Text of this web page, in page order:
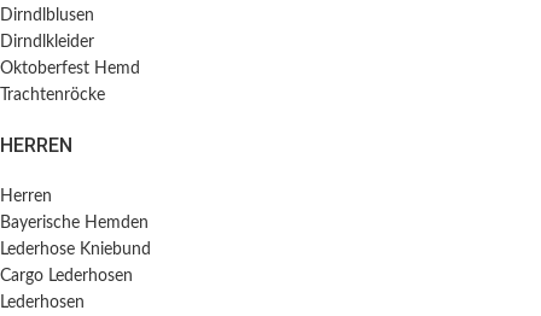
Dirndlblusen
Dirndlkleider
Oktoberfest Hemd
Trachtenröcke
HERREN
Herren
Bayerische Hemden​
Lederhose Kniebund
Cargo Lederhosen
Lederhosen